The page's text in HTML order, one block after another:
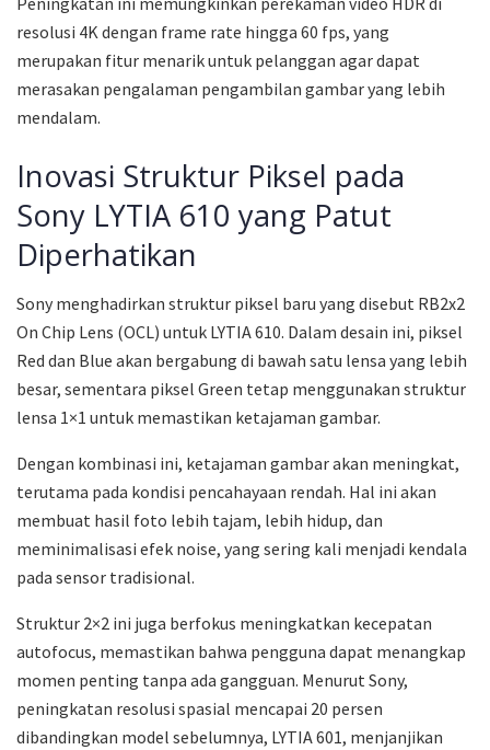
resolusi 4K dengan frame rate hingga 60 fps, yang
merupakan fitur menarik untuk pelanggan agar dapat
merasakan pengalaman pengambilan gambar yang lebih
mendalam.
Inovasi Struktur Piksel pada
Sony LYTIA 610 yang Patut
Diperhatikan
Sony menghadirkan struktur piksel baru yang disebut RB2x2
On Chip Lens (OCL) untuk LYTIA 610. Dalam desain ini, piksel
Red dan Blue akan bergabung di bawah satu lensa yang lebih
besar, sementara piksel Green tetap menggunakan struktur
lensa 1×1 untuk memastikan ketajaman gambar.
Dengan kombinasi ini, ketajaman gambar akan meningkat,
terutama pada kondisi pencahayaan rendah. Hal ini akan
membuat hasil foto lebih tajam, lebih hidup, dan
meminimalisasi efek noise, yang sering kali menjadi kendala
pada sensor tradisional.
Struktur 2×2 ini juga berfokus meningkatkan kecepatan
autofocus, memastikan bahwa pengguna dapat menangkap
momen penting tanpa ada gangguan. Menurut Sony,
peningkatan resolusi spasial mencapai 20 persen
dibandingkan model sebelumnya, LYTIA 601, menjanjikan